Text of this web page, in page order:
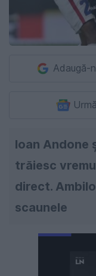
Adaugă-
Ioan Andone
trăiesc
direct.
scaunele